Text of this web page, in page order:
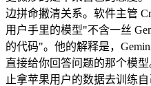
边拼命撇清关系。软件主管
用户手里的模型"不含一丝
的代码"。他的解释是，
直接给你回答问题的那个模
止拿苹果用户的数据去训练自